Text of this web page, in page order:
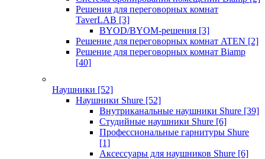
Решения для переговорных комнат
TaverLAB [3]
BYOD/BYOM-решения [3]
Решение для переговорных комнат ATEN [2]
Решение для переговорных комнат Biamp
[40]
Наушники [52]
Наушники Shure [52]
Внутриканальные наушники Shure [39]
Студийные наушники Shure [6]
Профессиональные гарнитуры Shure
[1]
Аксессуары для наушников Shure [6]